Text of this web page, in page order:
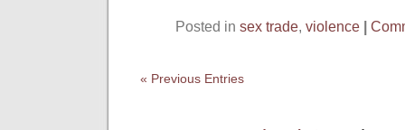
Posted in sex trade, violence |
« Previous Entries